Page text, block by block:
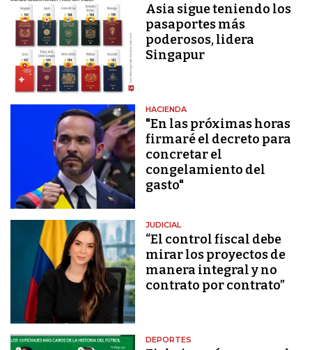
Asia sigue teniendo los
pasaportes más
poderosos, lidera
Singapur
HACIENDA
"En las próximas horas
firmaré el decreto para
concretar el
congelamiento del
gasto"
JUDICIAL
“El control fiscal debe
mirar los proyectos de
manera integral y no
contrato por contrato”
DEPORTES